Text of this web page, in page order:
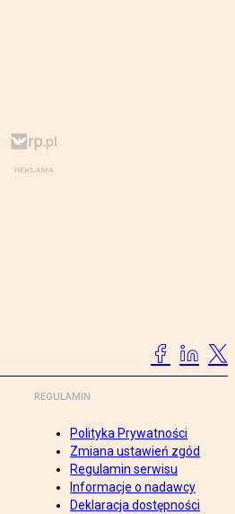
REGULAMIN
Polityka Prywatności
Zmiana ustawień zgód
Regulamin serwisu
Informacje o nadawcy
Deklaracja dostępności